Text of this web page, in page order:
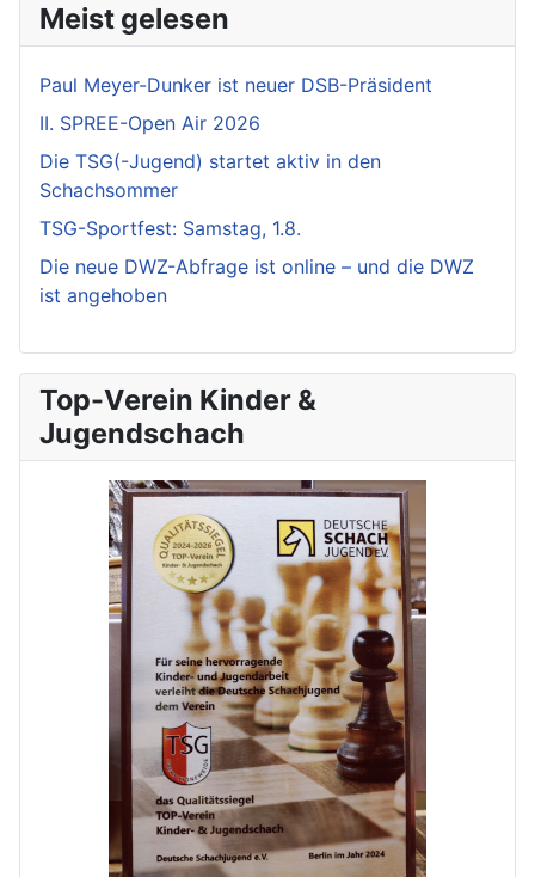
Meist gelesen
Paul Meyer-Dunker ist neuer DSB-Präsident
II. SPREE-Open Air 2026
Die TSG(-Jugend) startet aktiv in den
Schachsommer
TSG-Sportfest: Samstag, 1.8.
Die neue DWZ-Abfrage ist online – und die DWZ
ist angehoben
Top-Verein Kinder &
Jugendschach